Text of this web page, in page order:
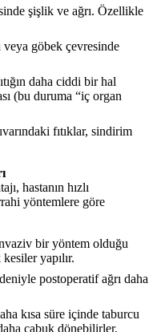
şişlik ve ağrı. Özellikle
veya göbek çevresinde
daha ciddi bir hal
(bu duruma “iç organ
fıtıklar, sindirim
hastanın hızlı
yöntemlere göre
bir yöntem olduğu
yapılır.
postoperatif ağrı daha
kısa süre içinde taburcu
çabuk dönebilirler.